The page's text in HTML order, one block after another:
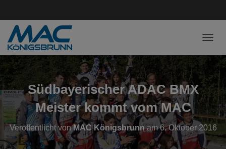
Südbayerischer ADAC BMX
Meister kommt vom MAC
Veröffentlicht vonMAC Königsbrunnam6. Oktober 2016